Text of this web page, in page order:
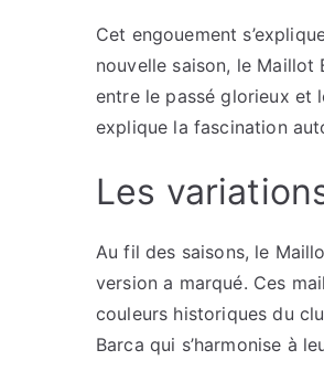
Cet engouement
nouvelle saison, le Maillot
entre le passé glorieux et
explique la fascination
Les
Au fil des saisons, le
version a marqué. Ces
couleurs historiques du
Barca qui s’harmonise à